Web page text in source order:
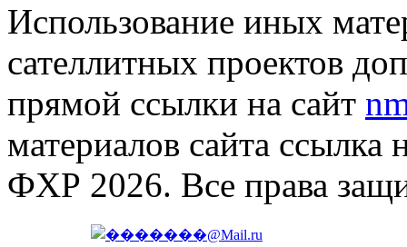
Использование иных
сателлитных проектов
прямой ссылки на сайт
материалов сайта ссылка
ФХР 2026. Все права